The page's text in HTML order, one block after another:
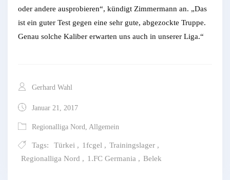
oder andere ausprobieren“, kündigt Zimmermann an. „Das
ist ein guter Test gegen eine sehr gute, abgezockte Truppe.
Genau solche Kaliber erwarten uns auch in unserer Liga.“
Gerhard Wahl
Januar 21, 2017
Regionalliga Nord, Allgemein
Tags: Türkei , 1fcgel , Trainingslager ,
Regionalliga Nord , 1.FC Germania , Belek